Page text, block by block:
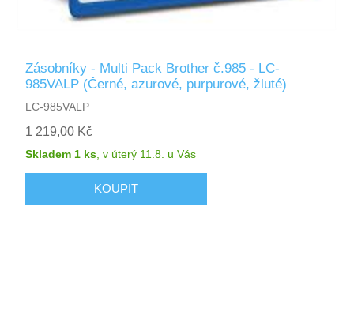
Zásobníky - Multi Pack Brother č.985 - LC-
985VALP (Černé, azurové, purpurové, žluté)
LC-985VALP
1 219,00 Kč
Skladem 1 ks ,v úterý 11.8. u Vás